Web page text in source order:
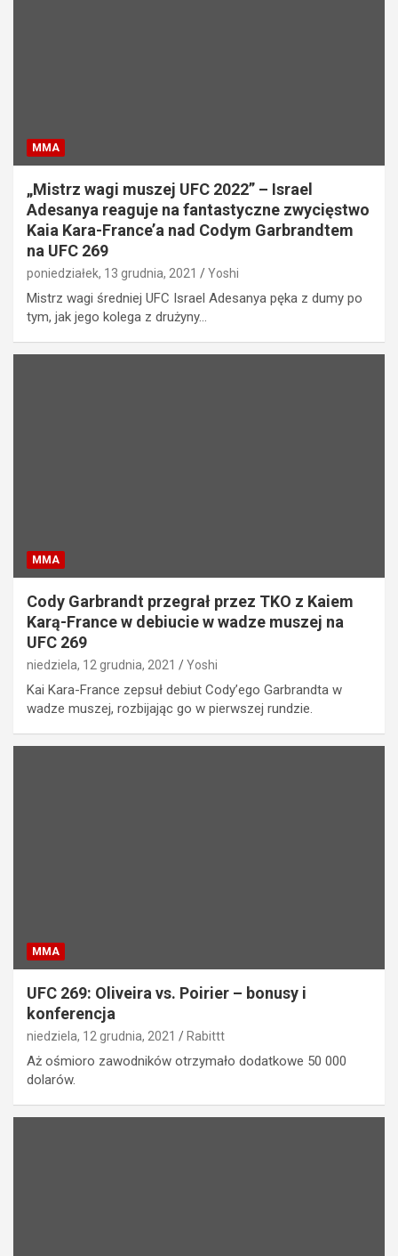
MMA
„Mistrz wagi muszej UFC 2022” – Israel
Adesanya reaguje na fantastyczne zwycięstwo
Kaia Kara-France’a nad Codym Garbrandtem
na UFC 269
poniedziałek, 13 grudnia, 2021 Yoshi
Mistrz wagi średniej UFC Israel Adesanya pęka z dumy po
tym, jak jego kolega z drużyny…
MMA
Cody Garbrandt przegrał przez TKO z Kaiem
Karą-France w debiucie w wadze muszej na
UFC 269
niedziela, 12 grudnia, 2021 Yoshi
Kai Kara-France zepsuł debiut Cody’ego Garbrandta w
wadze muszej, rozbijając go w pierwszej rundzie.
MMA
UFC 269: Oliveira vs. Poirier – bonusy i
konferencja
niedziela, 12 grudnia, 2021 Rabittt
Aż ośmioro zawodników otrzymało dodatkowe 50 000
dolarów.